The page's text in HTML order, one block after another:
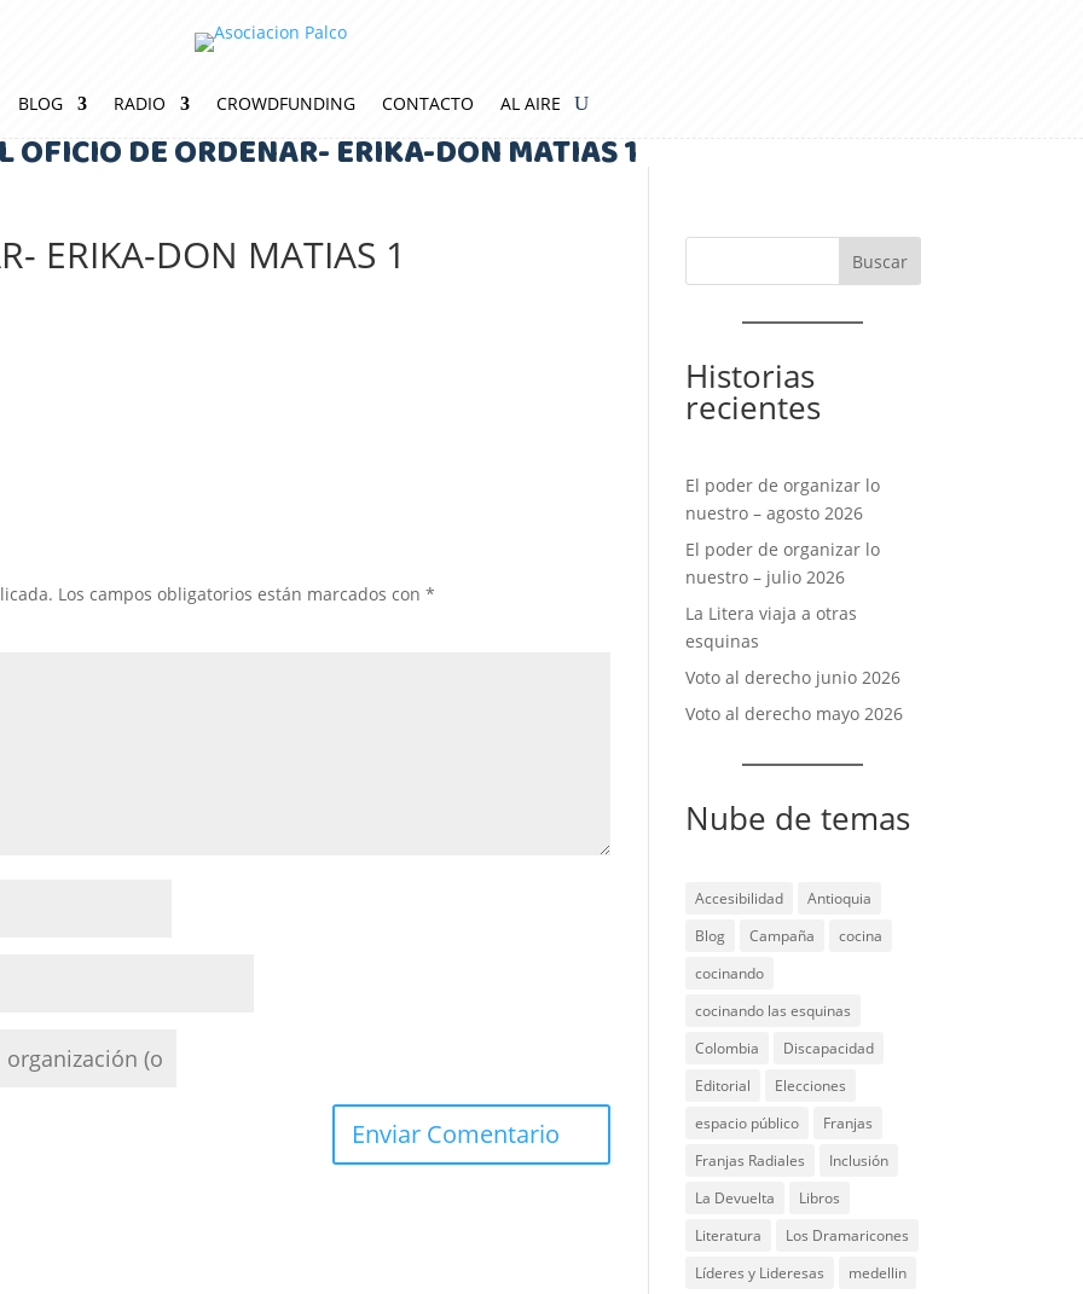
BLOG RADIO CROWDFUNDING CONTACTO AL AIRE
OFICIO DE ORDEÑAR- ERIKA-DON MATIAS 1
ERIKA-DON MATIAS 1
Los campos obligatorios están marcados con*
Historias
recientes
El poder de organizar lo
nuestro – agosto 2026
El poder de organizar lo
nuestro – julio 2026
La Litera viaja a otras
esquinas
Voto al derecho junio 2026
Voto al derecho mayo 2026
Nube de temas
Accesibilidad
Antioquia
Blog
Campaña
cocina
cocinando
cocinando las esquinas
Colombia
Discapacidad
Editorial
Elecciones
espacio público
Franjas
Franjas Radiales
Inclusión
La Devuelta
Libros
Literatura
Los Dramaricones
Líderes y Lideresas
medellin